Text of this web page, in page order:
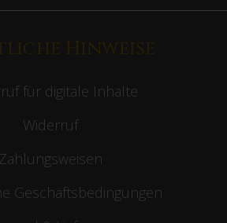
Hinweise
für digitale Inhalte
Widerruf
Zahlungsweisen
Geschäftsbedingungen